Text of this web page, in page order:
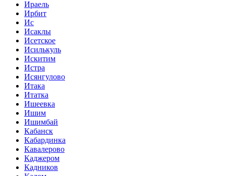
Ираель
Ирбит
Ис
Исаклы
Исетское
Исилькуль
Искитим
Истра
Исянгулово
Итака
Итатка
Ишеевка
Ишим
Ишимбай
Кабанск
Кабардинка
Кавалерово
Каджером
Кадников